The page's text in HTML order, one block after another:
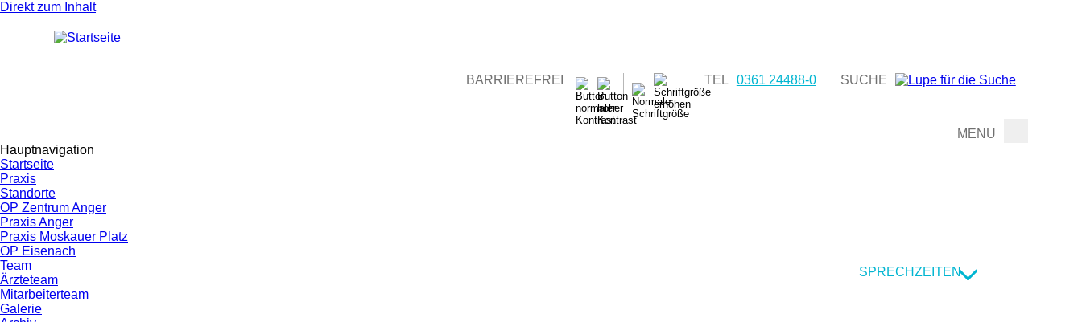
Direkt zum Inhalt
BARRIEREFREI TEL 0361 24488-0 SUCHE
Hauptnavigation
Startseite
Praxis
Standorte
OP Zentrum Anger
Praxis Anger
Praxis Moskauer Platz
OP Eisenach
Team
Ärzteteam
Mitarbeiterteam
Galerie
SPRECHZEITEN